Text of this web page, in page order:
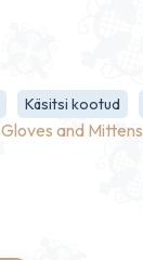
Käsitsi kootud
Gloves and Mittens